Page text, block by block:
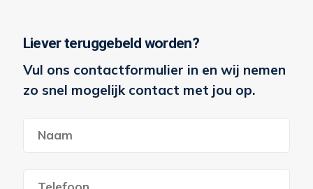
Liever teruggebeld worden?
Vul ons contactformulier in en wij nemen
zo snel mogelijk contact met jou op.
Telefoon